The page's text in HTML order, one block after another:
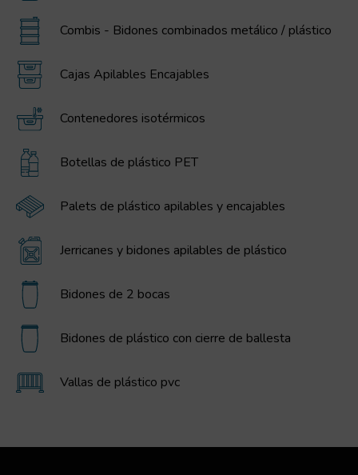
Combis - Bidones combinados metálico / plástico
Cajas Apilables Encajables
Contenedores isotérmicos
Botellas de plástico PET
Palets de plástico apilables y encajables
Jerricanes y bidones apilables de plástico
Bidones de 2 bocas
Bidones de plástico con cierre de ballesta
Vallas de plástico pvc